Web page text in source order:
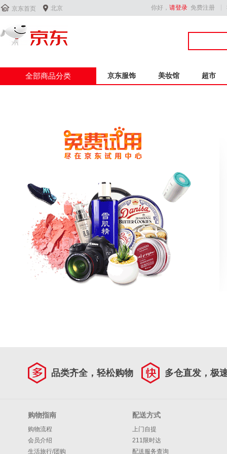
 京东首页  北京 你好， 请登录 免费注册
全部商品分类 京东服饰 美妆馆 超市
品类齐全，轻松购物 多仓直发，极
购物指南
购物流程
会员介绍
生活旅行/团购
配送方式
上门自提
211限时达
配送服务查询